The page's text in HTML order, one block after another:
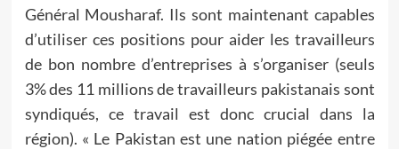
Général Mousharaf. Ils sont maintenant capables
d’utiliser ces positions pour aider les travailleurs
de bon nombre d’entreprises à s’organiser (seuls
3% des 11 millions de travailleurs pakistanais sont
syndiqués, ce travail est donc crucial dans la
région). « Le Pakistan est une nation piégée entre